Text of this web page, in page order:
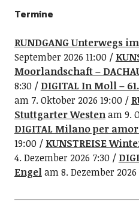
Termine
RUNDGANG Unterwegs
September 2026 11:00
Moorlandschaft –
8:30
DIGITAL In Moll –
am 7. Oktober 2026 19:00
Stuttgarter Westenam 9.
DIGITAL Milano per
19:00
KUNSTREISE
4. Dezember 2026 7:30
Engelam 8. Dezember 2026